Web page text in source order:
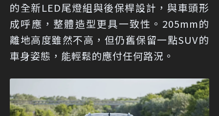
的全新LED尾燈組與後保桿設計，與車頭形
成呼應，整體造型更具一致性。205mm的
離地高度雖然不高，但仍舊保留一點SUV的
車身姿態，能輕鬆的應付任何路況。